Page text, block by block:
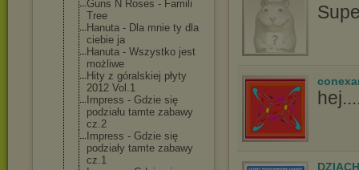
Guns N Roses - Famili
Tree
Hanuta - Dla mnie ty dla
ciebie ja
Hanuta - Wszystko jest
możliwe
Hity z góralskiej płyty
2012 Vol.1
Impress - Gdzie się
podziału tamte zabawy
cz.2
Impress - Gdzie się
podziały tamte zabawy
cz.1